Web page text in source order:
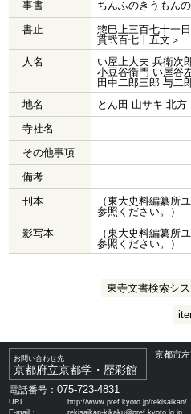
事書
ちんふのきうもん
書止
惣巳上三百七十一
貫弐百七十五文＞
人名
い屋上大夫 兵衛次
小豆谷衛門 い屋谷
田中二郎三郎 与二
地名
とん田 山サキ 北方
寺社名
その他事項
備考
刊本
（東大史料編纂所
参照ください。）
影写本
（東大史料編纂所
参照ください。）
東寺文書検索シ
お問い合わせ先
京都府立京都学・歴彩館
京都市
電話番号：075-723-4831
URL ：
http://www.pref.kyoto.jp/rekisaikan/
E-mail：
rekisaikan-kikaku@pref.kyoto.lg.jp